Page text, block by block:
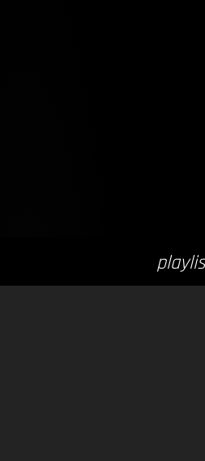
playlis